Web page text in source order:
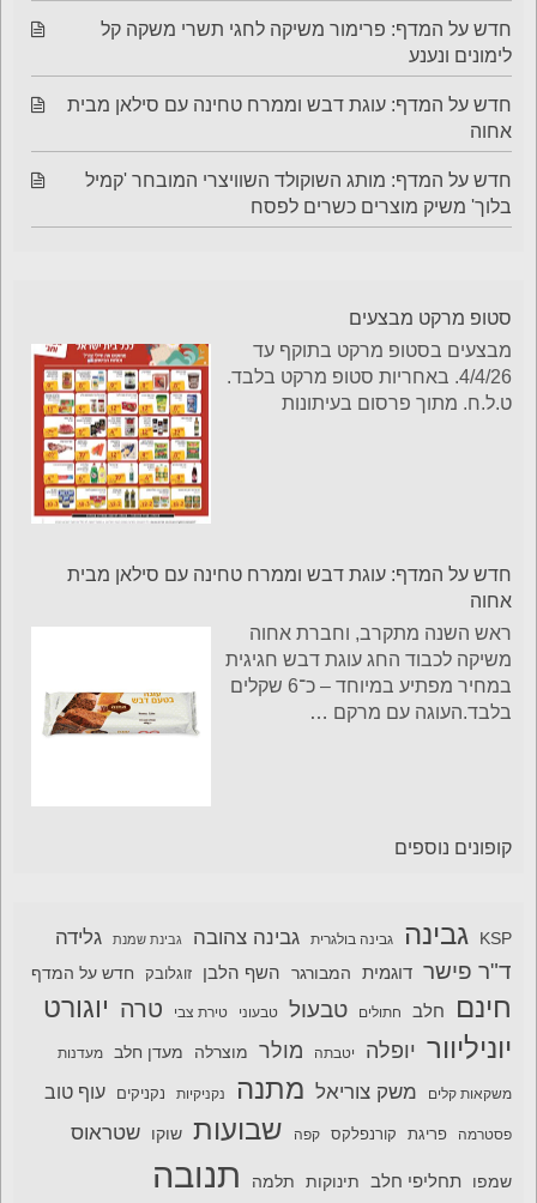
חדש על המדף: פרימור משיקה לחגי תשרי משקה קל
לימונים ונענע
חדש על המדף: עוגת דבש וממרח טחינה עם סילאן מבית
אחוה
חדש על המדף: מותג השוקולד השוויצרי המובחר 'קמיל
בלוך' משיק מוצרים כשרים לפסח
סטופ מרקט מבצעים
מבצעים בסטופ מרקט בתוקף עד
4/4/26. באחריות סטופ מרקט בלבד.
ט.ל.ח. מתוך פרסום בעיתונות
חדש על המדף: עוגת דבש וממרח טחינה עם סילאן מבית
אחוה
ראש השנה מתקרב, וחברת אחוה
משיקה לכבוד החג עוגת דבש חגיגית
במחיר מפתיע במיוחד – כ־6 שקלים
בלבד.העוגה עם מרקם …
קופונים נוספים
KSP גבינה גבינה בולגרית גבינה צהובה גבינת שמנת גלידה
ד"ר פישר דוגמית המבורגר השף הלבן זוגלובק חדש על המדף
חינם חלב חתולים טבעול טבעוני טירת צבי טרה יוגורט
יוניליוור יופלה יטבתה מולר מוצרלה מעדן חלב מעדנות
משקאות קלים משק צוריאל מתנה נקניקיות נקניקים עוף טוב
פסטרמה פריגת קורנפלקס קפה שבועות שוקו שטראוס
שמפו תחליפי חלב תינוקות תלמה תנובה